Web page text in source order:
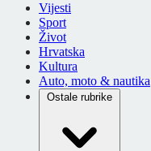
Vijesti
Sport
Život
Hrvatska
Kultura
Auto, moto & nautika
Ostale rubrike